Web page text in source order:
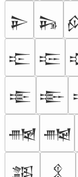
𒉌 𒉍
𒉔 𒉕
𒉜 𒉝
𒉤 𒉥
𒉬 𒉭